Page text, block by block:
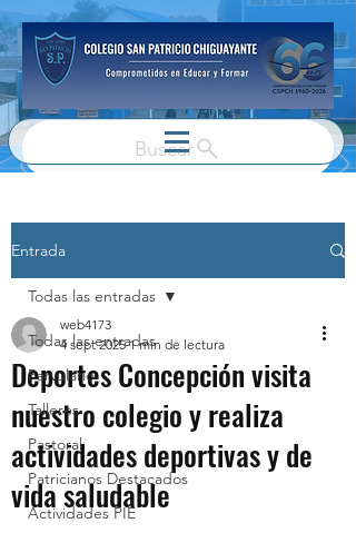
Buscar
Entrada
Todas las entradas
Parvulario
Talleres
Pastoral
Patricianos Destacados
Actividades PIE
Todas las entradas
Deportes Concepción visita
nuestro colegio y realiza
actividades deportivas y de
vida saludable
web4173
4 sept 2025 1 min de lectura